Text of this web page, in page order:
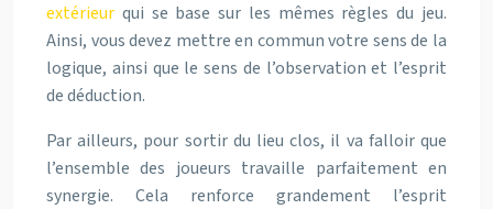
extérieur qui se base sur les mêmes règles du jeu.
Ainsi, vous devez mettre en commun votre sens de la
logique, ainsi que le sens de l’observation et l’esprit
de déduction.
Par ailleurs, pour sortir du lieu clos, il va falloir que
l’ensemble des joueurs travaille parfaitement en
synergie. Cela renforce grandement l’esprit